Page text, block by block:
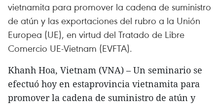
vietnamita para promover la cadena de suministro
de atún y las exportaciones del rubro a la Unión
Europea (UE), en virtud del Tratado de Libre
Comercio UE-Vietnam (EVFTA).
Khanh Hoa, Vietnam (VNA) – Un seminario se
efectuó hoy en estaprovincia vietnamita para
promover la cadena de suministro de atún y